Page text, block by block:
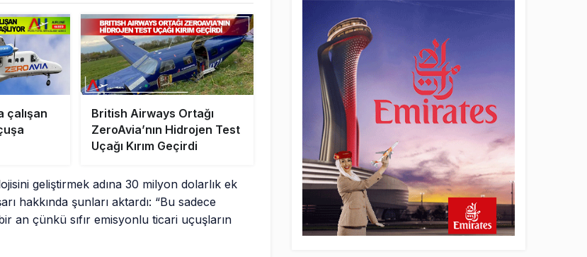
çalışan
British Airways Ortağı
ZeroAvia’nın Hidrojen Test
Uçağı Kırım Geçirdi
geliştirmek adına 30 milyon dolarlık ek
hakkında şunları aktardı: “Bu sadece
an çünkü sıfır emisyonlu ticari uçuşların
Türkiye’nin Milli Motor
Projelerinde Yeni Dönem:
TEI TEKNOLOJİ Kuruldu
22 saat önce
SunExpress Günlük Yolcu
Rekorunu 72 Bin 340’a
Çıkardı
İstanbul Havalimanı’nın 4.
Pistinde İlk Test Uçuşu
Yapıldı
23 saat önce
Aslıhan Güven, Airport